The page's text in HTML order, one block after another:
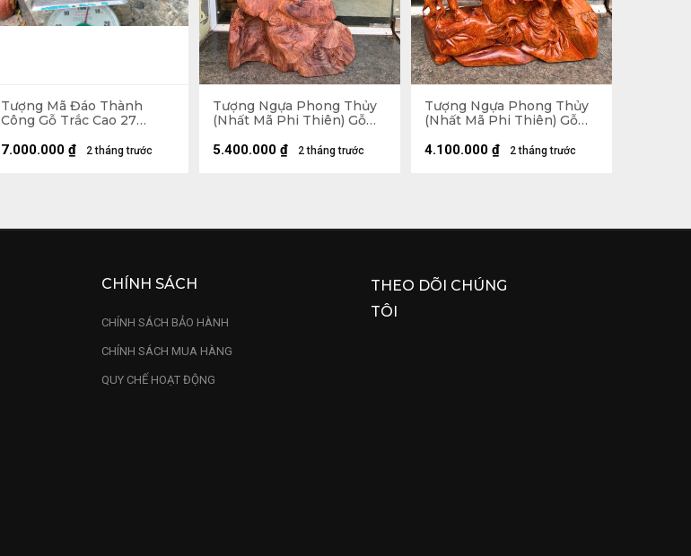
Tượng Mã Đáo Thành
Công Gỗ Trắc Cao 27
2 tháng trước
7.000.000 ₫
Tượng Ngựa Phong Thủy
(Nhất Mã Phi Thiên) Gỗ
Sâu 15 (cm)
2 tháng trước
5.400.000 ₫
Tượng Ngựa Phong Thủy
(Nhất Mã Phi Thiên) Gỗ
Sâu 15 (cm)
2 tháng trước
4.100.000 ₫
CHÍNH SÁCH
CHÍNH SÁCH BẢO HÀNH
CHÍNH SÁCH MUA HÀNG
QUY CHẾ HOẠT ĐỘNG
THEO DÕI CHÚNG
TÔI